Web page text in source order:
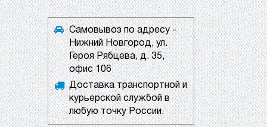
Самовывоз по адресу -
Нижний Новгород, ул.
Героя Рябцева, д. 35,
офис 106
Доставка транспортной и
курьерской службой в
любую точку России.